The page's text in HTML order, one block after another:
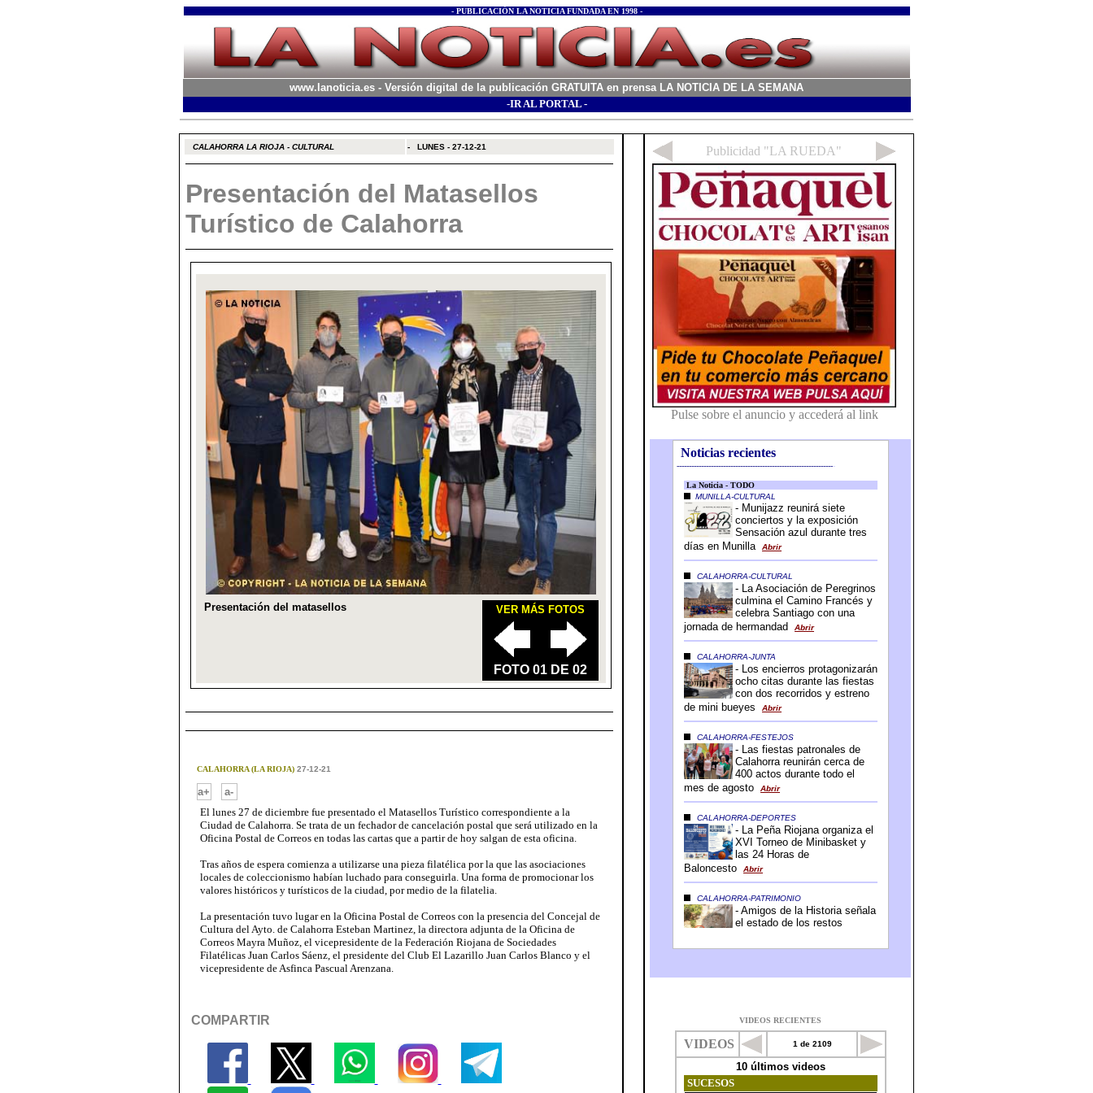
- PUBLICACIÓN LA NOTICIA FUNDADA EN 1998 -
www.lanoticia.es - Versión digital de la publicación GRATUITA en prensa LA NOTICIA DE LA SEMANA
-IR AL PORTAL -
CALAHORRA LA RIOJA - CULTURAL - LUNES - 27-12-21
Presentación del Matasellos
Turístico de Calahorra
CALAHORRA (LA RIOJA)27-12-21
a+
a-
El lunes 27 de diciembre fue presentado el Matasellos Turístico correspondiente a la
Ciudad de Calahorra. Se trata de un fechador de cancelación postal que será utilizado en la
Oficina Postal de Correos en todas las cartas que a partir de hoy salgan de esta oficina.
Tras años de espera comienza a utilizarse una pieza filatélica por la que las asociaciones
locales de coleccionismo habían luchado para conseguirla. Una forma de promocionar los
valores históricos y turísticos de la ciudad, por medio de la filatelia.
La presentación tuvo lugar en la Oficina Postal de Correos con la presencia del Concejal de
Cultura del Ayto. de Calahorra Esteban Martinez, la directora adjunta de la Oficina de
Correos Mayra Muñoz, el vicepresidente de la Federación Riojana de Sociedades
Filatélicas Juan Carlos Sáenz, el presidente del Club El Lazarillo Juan Carlos Blanco y el
vicepresidente de Asfinca Pascual Arenzana.
COMPARTIR
Noticias recientes
-----------------------------------------------------------------
VIDEOS RECIENTES